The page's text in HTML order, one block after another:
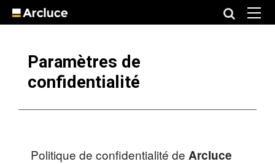
Paramètres de
confidentialité
Politique de confidentialité de Arcluce